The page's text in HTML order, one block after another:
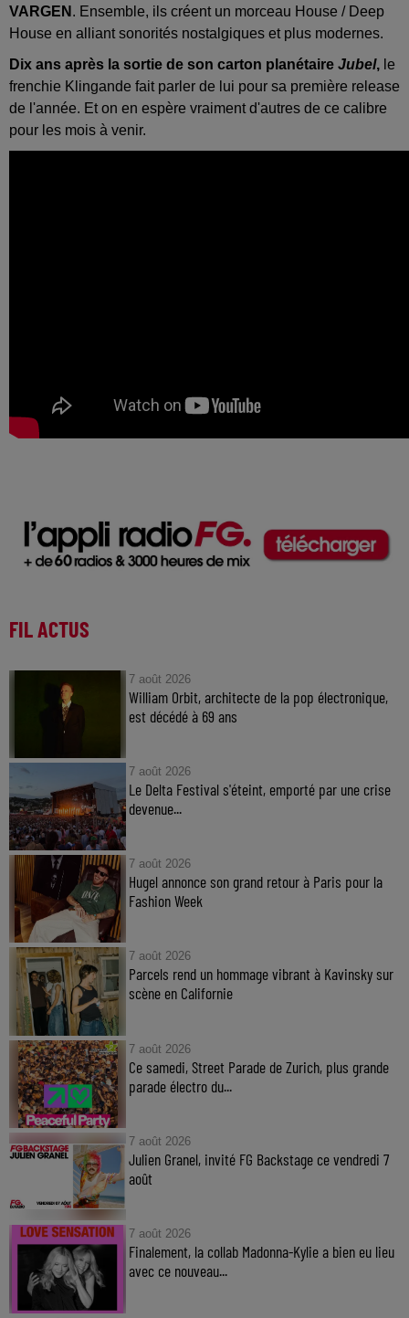
VARGEN . Ensemble, ils créent un morceau House / Deep
House en alliant sonorités nostalgiques et plus modernes.
Dix ans après la sortie de son carton planétaire Jubel, le
frenchie Klingande fait parler de lui pour sa première release
de l'année. Et on en espère vraiment d'autres de ce calibre
pour les mois à venir.
FIL ACTUS
7 août 2026
William Orbit, architecte de la pop électronique,
est décédé à 69 ans
7 août 2026
Le Delta Festival s'éteint, emporté par une crise
devenue...
7 août 2026
Hugel annonce son grand retour à Paris pour la
Fashion Week
7 août 2026
Parcels rend un hommage vibrant à Kavinsky sur
scène en Californie
7 août 2026
Ce samedi, Street Parade de Zurich, plus grande
parade électro du...
7 août 2026
Julien Granel, invité FG Backstage ce vendredi 7
août
7 août 2026
Finalement, la collab Madonna-Kylie a bien eu lieu
avec ce nouveau...